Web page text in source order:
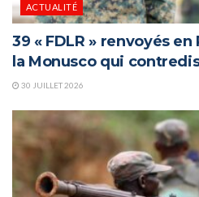
ACTUALITÉ
39 « FDLR » renvoyés
la Monusco qui
30 JUILLET 2026